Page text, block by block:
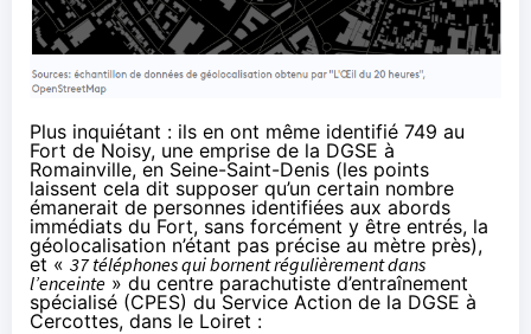
Plus inquiétant : ils en ont même identifié 749 au
Fort de Noisy, une emprise de la DGSE à
Romainville, en Seine-Saint-Denis (les points
laissent cela dit supposer qu’un certain nombre
émanerait de personnes identifiées aux abords
immédiats du Fort, sans forcément y être entrés, la
géolocalisation n’étant pas précise au mètre près),
et « 37 téléphones qui bornent régulièrement dans
l’enceinte » du centre parachutiste d’entraînement
spécialisé (CPES) du Service Action de la DGSE à
Cercottes, dans le Loiret :